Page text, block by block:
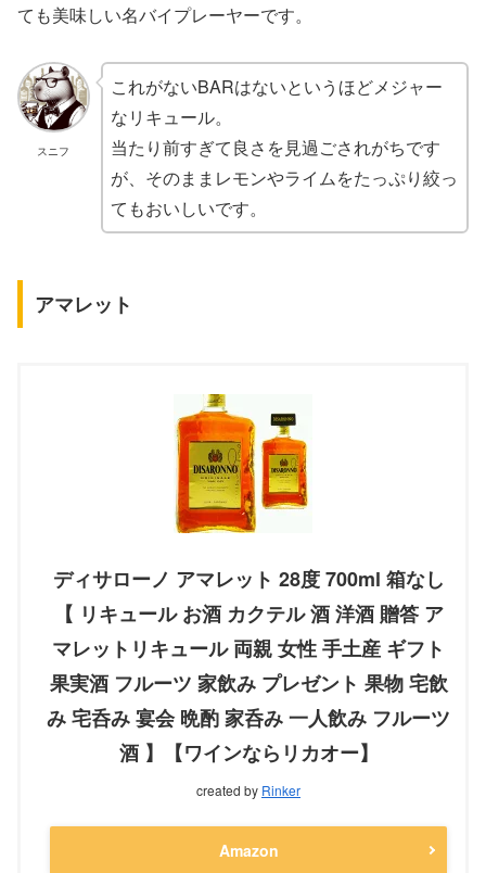
ても美味しい名バイプレーヤーです。
スニフ
これがないBARはないというほどメジャー
なリキュール。
当たり前すぎて良さを見過ごされがちです
が、そのままレモンやライムをたっぷり絞っ
てもおいしいです。
アマレット
ディサローノ アマレット 28度 700ml 箱なし
【 リキュール お酒 カクテル 酒 洋酒 贈答 ア
マレットリキュール 両親 女性 手土産 ギフト
果実酒 フルーツ 家飲み プレゼント 果物 宅飲
み 宅呑み 宴会 晩酌 家呑み 一人飲み フルーツ
酒 】【ワインならリカオー】
created by Rinker
Amazon